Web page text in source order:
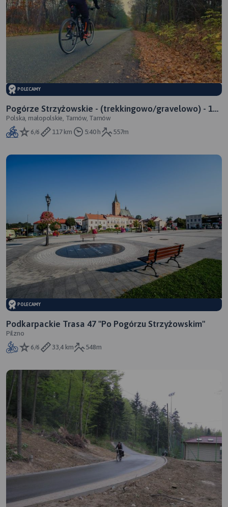
POLECAMY
Pogórze Strzyżowskie - (trekkingowo/gravelowo) - 115
km
Polska, małopolskie, Tarnów, Tarnów
6/6
117 km 5:40 h 557m
POLECAMY
Podkarpackie Trasa 47 "Po Pogórzu Strzyżowskim"
Pilzno
6/6
33,4 km 548m